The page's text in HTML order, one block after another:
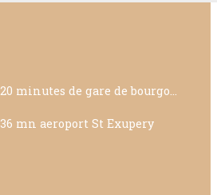
20 minutes de gare de bourgoin
36 mn aeroport St Exupery